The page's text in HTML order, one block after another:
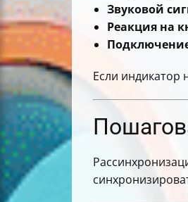
Звуковой
Реакция на
Если индикатор